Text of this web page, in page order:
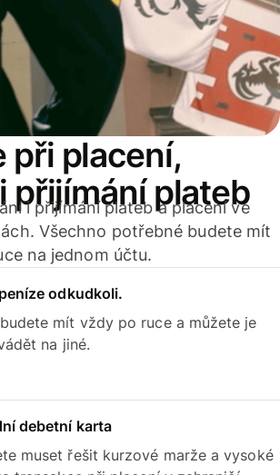
při placení,
přijímání plateb
i přijímání plateb a placení ve
Všechno potřebné budete mít
na jednom účtu.
odkudkoli.
mít vždy po ruce a můžete je
na jiné.
debetní karta
muset řešit kurzové marže a vysoké